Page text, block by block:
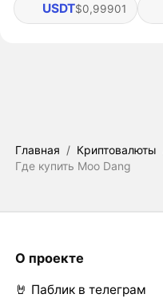
USDT$0,99901
Главная / Криптовалюты
Где купить Moo Dang
О проекте
🤘 Паблик в телеграм